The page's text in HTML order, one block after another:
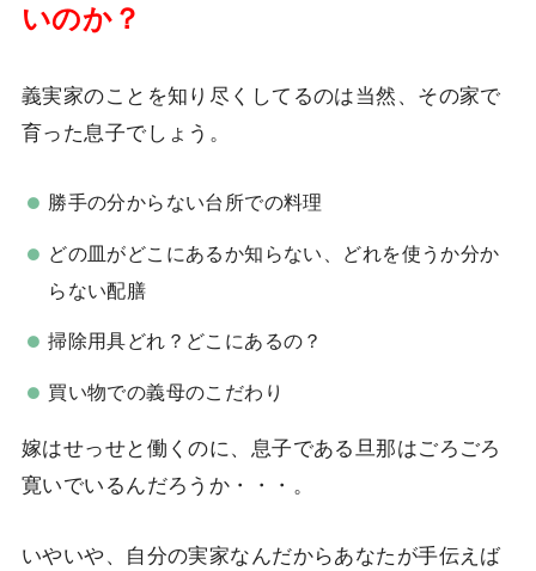
いのか？
義実家のことを知り尽くしてるのは当然、その家で
育った息子でしょう。
勝手の分からない台所での料理
どの皿がどこにあるか知らない、どれを使うか分か
らない配膳
掃除用具どれ？どこにあるの？
買い物での義母のこだわり
嫁はせっせと働くのに、息子である旦那はごろごろ
寛いでいるんだろうか・・・。
いやいや、自分の実家なんだからあなたが手伝えば